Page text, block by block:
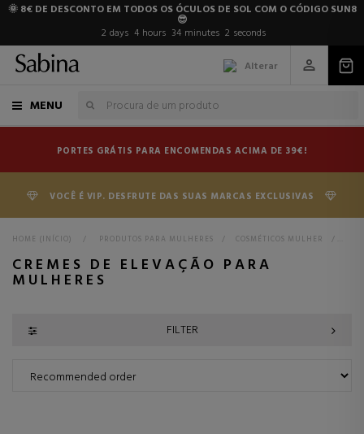
🌞 8€ DE DESCONTO EM TODOS OS ÓCULOS DE SOL COM O CÓDIGO SUN8
😎
2 days 4 hours 34 minutes 1 second
Alterar
MENU
PORTES GRÁTIS PARA ENCOMENDAS ACIMA DE 39€!
VOCÊ É VIP. DESFRUTE DAS SUAS MARCAS EXCLUSIVAS
HOME (INÍCIO) > PRODUTOS PARA MULHERES > COSMÉTICOS MULHER >
CREMES DE ELEVAÇÃO PARA
MULHERES
FILTER